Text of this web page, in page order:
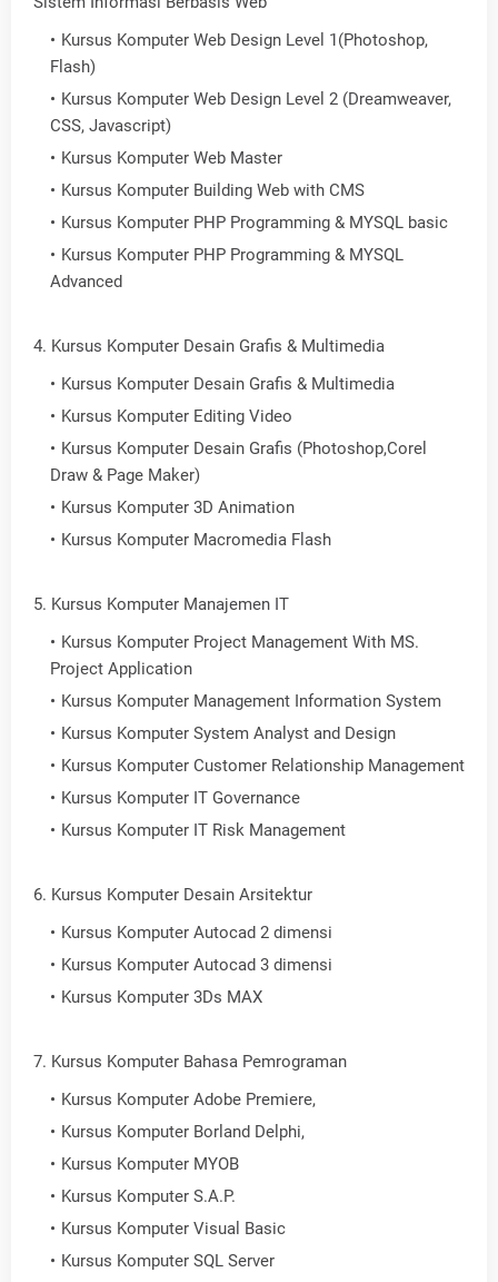
Kursus Komputer Web Design Level 1(Photoshop,
Flash)
Kursus Komputer Web Design Level 2 (Dreamweaver,
CSS, Javascript)
Kursus Komputer Web Master
Kursus Komputer Building Web with CMS
Kursus Komputer PHP Programming & MYSQL basic
Kursus Komputer PHP Programming & MYSQL
Advanced
4. Kursus Komputer Desain Grafis & Multimedia
Kursus Komputer Desain Grafis & Multimedia
Kursus Komputer Editing Video
Kursus Komputer Desain Grafis (Photoshop,Corel
Draw & Page Maker)
Kursus Komputer 3D Animation
Kursus Komputer Macromedia Flash
5. Kursus Komputer Manajemen IT
Kursus Komputer Project Management With MS.
Project Application
Kursus Komputer Management Information System
Kursus Komputer System Analyst and Design
Kursus Komputer Customer Relationship Management
Kursus Komputer IT Governance
Kursus Komputer IT Risk Management
6. Kursus Komputer Desain Arsitektur
Kursus Komputer Autocad 2 dimensi
Kursus Komputer Autocad 3 dimensi
Kursus Komputer 3Ds MAX
7. Kursus Komputer Bahasa Pemrograman
Kursus Komputer Adobe Premiere,
Kursus Komputer Borland Delphi,
Kursus Komputer MYOB
Kursus Komputer S.A.P.
Kursus Komputer Visual Basic
Kursus Komputer SQL Server